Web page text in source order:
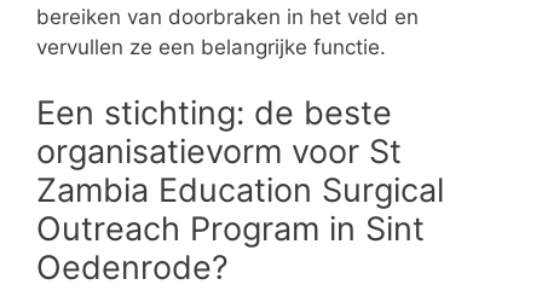
bereiken van doorbraken in het veld en
vervullen ze een belangrijke functie.
Een stichting: de beste
organisatievorm voor St
Zambia Education Surgical
Outreach Program in Sint
Oedenrode?